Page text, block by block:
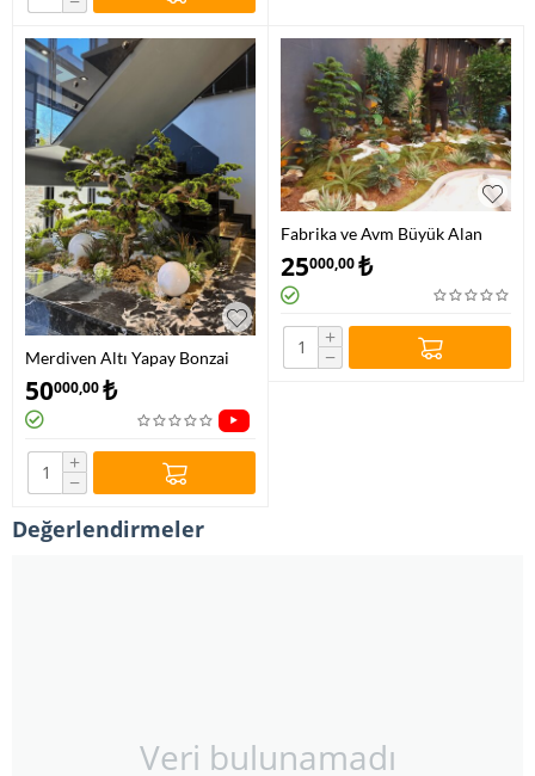
Merdiven Altı Yapay Bonzai
Dekorasyonu
50000,00₺
+
−
Fabrika ve Avm Büyük Alan
Yapay Peyzaj
25000,00₺
+
−
Değerlendirmeler
Veri bulunamadı